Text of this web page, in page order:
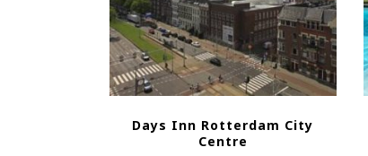
Days Inn Rotterdam City
Centre